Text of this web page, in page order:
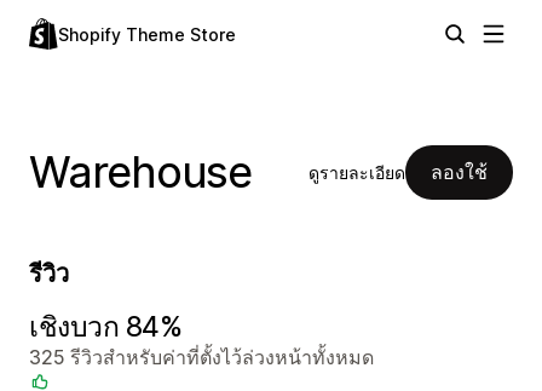
Shopify Theme Store
Warehouse ดูรายละเอียด ลองใช้
รีวิว
เชิงบวก 84%
325 รีวิวสำหรับค่าที่ตั้งไว้ล่วงหน้าทั้งหมด